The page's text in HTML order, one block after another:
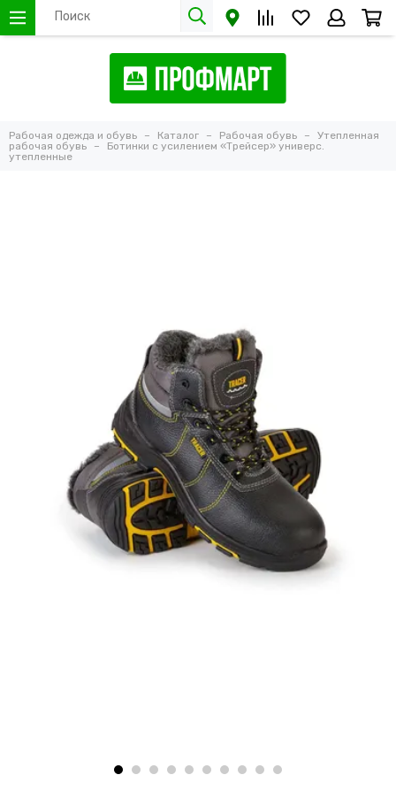
Рабочая одежда и обувь Каталог Рабочая обувь
Утепленная
рабочая обувь
Ботинки с усилением «Трейсер» универс.
утепленные